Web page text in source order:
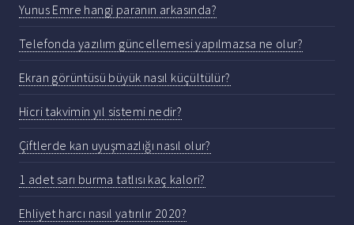
Yunus Emre hangi paranın arkasında?
Telefonda yazılım güncellemesi yapılmazsa ne olur?
Ekran görüntüsü büyük nasıl küçültülür?
Hicri takvimin yıl sistemi nedir?
Çiftlerde kan uyuşmazlığı nasıl olur?
1 adet sarı burma tatlısı kaç kalori?
Ehliyet harcı nasıl yatırılır 2020?